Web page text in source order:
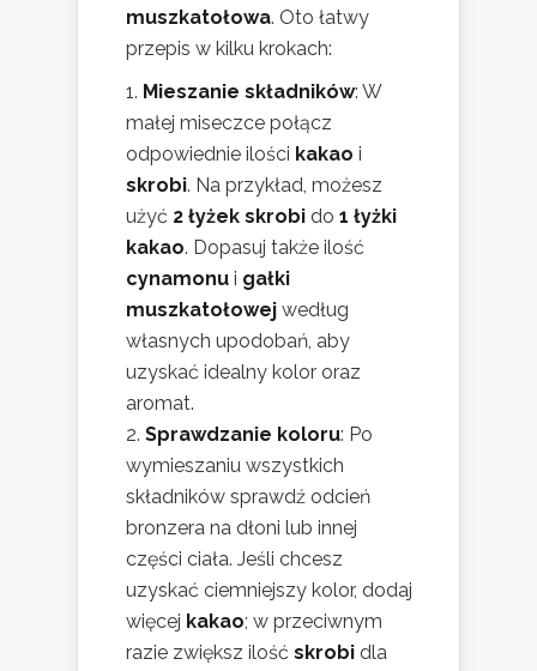
muszkatołowa. Oto łatwy
przepis w kilku krokach:
Mieszanie składników: W
małej miseczce połącz
odpowiednie ilości kakao i
skrobi. Na przykład, możesz
użyć 2 łyżek skrobi do 1 łyżki
kakao. Dopasuj także ilość
cynamonu i gałki
muszkatołowej według
własnych upodobań, aby
uzyskać idealny kolor oraz
aromat.
Sprawdzanie koloru: Po
wymieszaniu wszystkich
składników sprawdź odcień
bronzera na dłoni lub innej
części ciała. Jeśli chcesz
uzyskać ciemniejszy kolor, dodaj
więcej kakao; w przeciwnym
razie zwiększ ilość skrobi dla